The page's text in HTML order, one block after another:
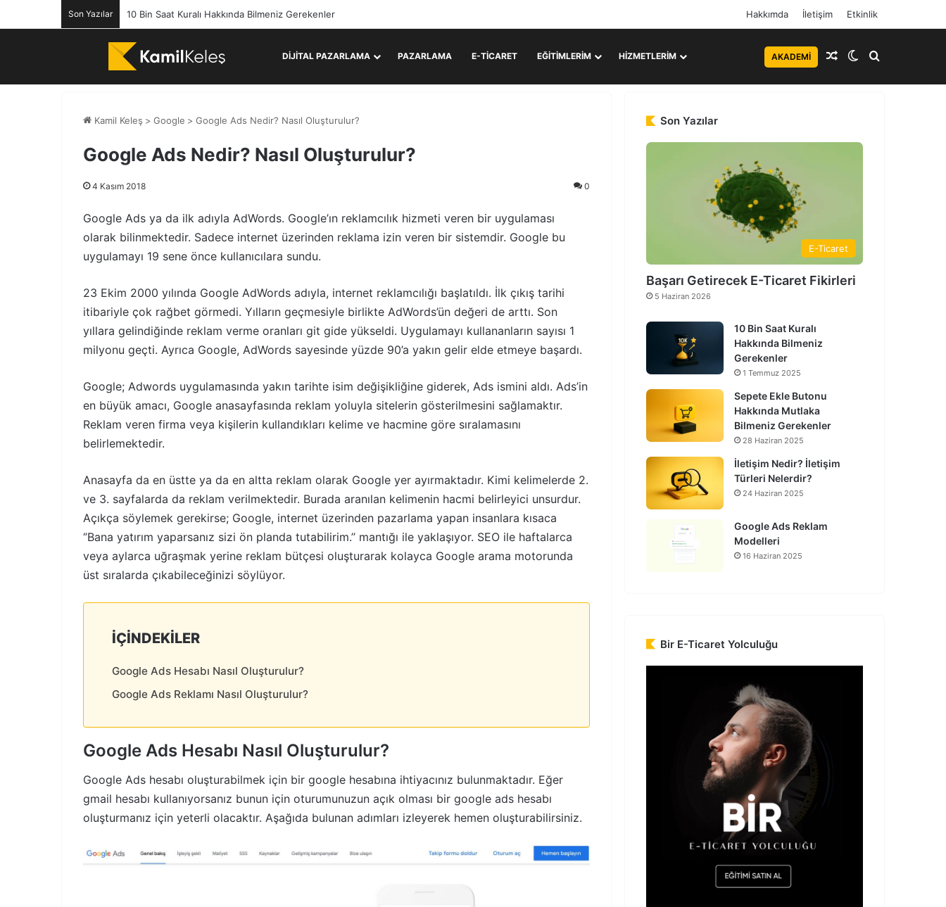
Son Yazılar 10 Bin Saat Kuralı Hakkında Bilmeniz Gerekenler Hakkımda İletişim Etkinlik
DIJITAL PAZARLAMA PAZARLAMA E-TICARET EĞITIMLERIM HIZMETLERIM AKADEMI Rastgele Makale
Dış görünümü
Arama yap
Kamil Keleş > Google > Google Ads Nedir? Nasıl Oluşturulur?
Google Ads Nedir? Nasıl Oluşturulur?
4 Kasım 2018 0
Google Ads ya da ilk adıyla AdWords. Google’ın reklamcılık hizmeti veren bir uygulaması
olarak bilinmektedir. Sadece internet üzerinden reklama izin veren bir sistemdir. Google bu
uygulamayı 19 sene önce kullanıcılara sundu.
23 Ekim 2000 yılında Google AdWords adıyla, internet reklamcılığı başlatıldı. İlk çıkış tarihi
itibariyle çok rağbet görmedi. Yılların geçmesiyle birlikte AdWords’ün değeri de arttı. Son
yıllara gelindiğinde reklam verme oranları git gide yükseldi. Uygulamayı kullananların sayısı 1
milyonu geçti. Ayrıca Google, AdWords sayesinde yüzde 90’a yakın gelir elde etmeye başardı.
Google; Adwords uygulamasında yakın tarihte isim değişikliğine giderek, Ads ismini aldı. Ads’in
en büyük amacı, Google anasayfasında reklam yoluyla sitelerin gösterilmesini sağlamaktır.
Reklam veren firma veya kişilerin kullandıkları kelime ve hacmine göre sıralamasını
belirlemektedir.
Anasayfa da en üstte ya da en altta reklam olarak Google yer ayırmaktadır. Kimi kelimelerde 2.
ve 3. sayfalarda da reklam verilmektedir. Burada aranılan kelimenin hacmi belirleyici unsurdur.
Açıkça söylemek gerekirse; Google, internet üzerinden pazarlama yapan insanlara kısaca
‘’Bana yatırım yaparsanız sizi ön planda tutabilirim.’’ mantığı ile yaklaşıyor. SEO ile haftalarca
veya aylarca uğraşmak yerine reklam bütçesi oluşturarak kolayca Google arama motorunda
üst sıralarda çıkabileceğinizi söylüyor.
İÇINDEKILER
Google Ads Hesabı Nasıl Oluşturulur?
Google Ads Reklamı Nasıl Oluşturulur?
Google Ads Hesabı Nasıl Oluşturulur?
Google Ads hesabı oluşturabilmek için bir google hesabına ihtiyacınız bulunmaktadır. Eğer
gmail hesabı kullanıyorsanız bunun için oturumunuzun açık olması bir google ads hesabı
oluşturmanız için yeterli olacaktır. Aşağıda bulunan adımları izleyerek hemen oluşturabilirsiniz.
Son Yazılar
E-Ticaret
Başarı Getirecek E-Ticaret Fikirleri
5 Haziran 2026
10 Bin Saat Kuralı
Hakkında Bilmeniz
Gerekenler
1 Temmuz 2025
Sepete Ekle Butonu
Hakkında Mutlaka
Bilmeniz Gerekenler
28 Haziran 2025
İletişim Nedir? İletişim
Türleri Nelerdir?
24 Haziran 2025
Google Ads Reklam
Modelleri
16 Haziran 2025
Bir E-Ticaret Yolculuğu